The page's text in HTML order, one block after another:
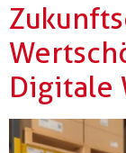
Digitale